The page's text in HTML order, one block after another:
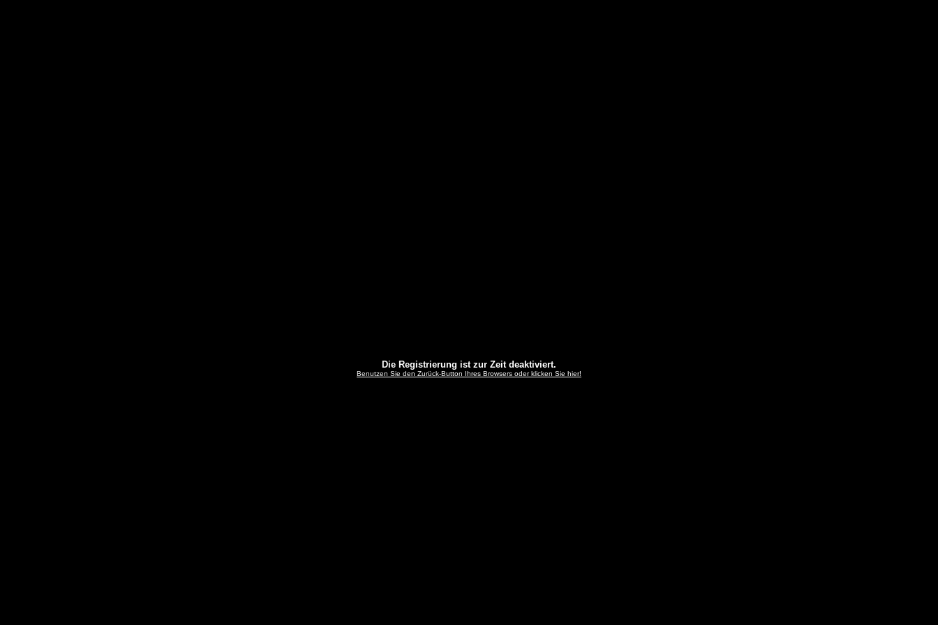
Die Registrierung ist zur Zeit deaktiviert.
Benutzen Sie den Zurück-Button Ihres Browsers oder klicken Sie hier!